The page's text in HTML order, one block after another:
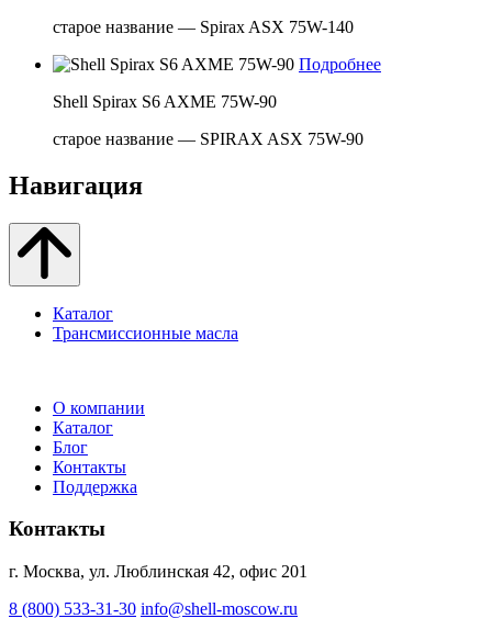
старое название — Spirax ASX 75W-140
Подробнее
Shell Spirax S6 AXME 75W-90
старое название — SPIRAX ASX 75W-90
Навигация
Каталог
Трансмиссионные масла
О компании
Каталог
Блог
Контакты
Поддержка
Контакты
г. Москва, ул. Люблинская 42, офис 201
8 (800) 533-31-30 info@shell-moscow.ru